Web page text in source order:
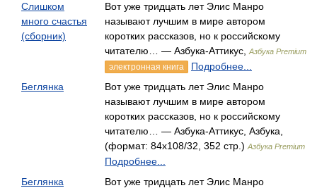
Слишком
много счастья
(сборник)
Вот уже тридцать лет Элис Манро
называют лучшим в мире автором
коротких рассказов, но к российскому
читателю… — Азбука-Аттикус,
Азбука Premium
электронная книга
Подробнее...
Беглянка
Вот уже тридцать лет Элис Манро
называют лучшим в мире автором
коротких рассказов, но к российскому
читателю… — Азбука-Аттикус, Азбука,
(формат: 84x108/32, 352 стр.) Азбука Premium
Подробнее...
Беглянка
Вот уже тридцать лет Элис Манро